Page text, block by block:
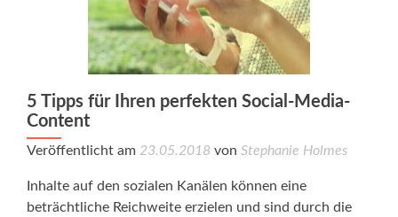
5 Tipps für Ihren perfekten Social-Media-
Content
Veröffentlicht am 23.05.2018 von Stephanie Holmes
Inhalte auf den sozialen Kanälen können eine
beträchtliche Reichweite erzielen und sind durch die